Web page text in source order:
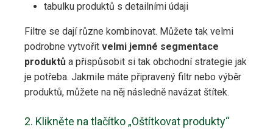
tabulku produktů s detailními údaji
Filtre se dají různe kombinovat. Můžete tak velmi
podrobne vytvořit velmi jemné segmentace
produktů a přispůsobit si tak obchodní strategie jak
je potřeba. Jakmile máte připravený filtr nebo výběr
produktů, můžete na něj následně navázat štítek.
2. Klikněte na tlačítko „Oštítkovat produkty“